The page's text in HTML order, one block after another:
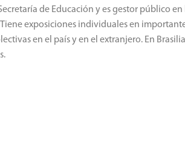
de Educación y es gestor público en
Tiene exposiciones individuales en
en el país y en el extranjero. En